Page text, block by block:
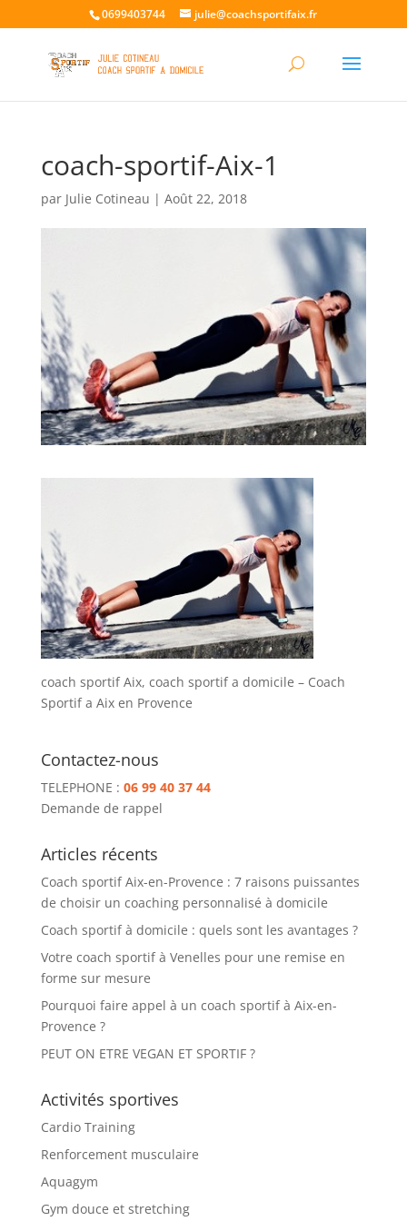
0699403744 julie@coachsportifaix.fr
coach-sportif-Aix-1
par Julie Cotineau | Août 22, 2018
coach sportif Aix, coach sportif a domicile – Coach
Sportif a Aix en Provence
Contactez-nous
TELEPHONE : 06 99 40 37 44
Demande de rappel
Articles récents
Coach sportif Aix-en-Provence : 7 raisons puissantes
de choisir un coaching personnalisé à domicile
Coach sportif à domicile : quels sont les avantages ?
Votre coach sportif à Venelles pour une remise en
forme sur mesure
Pourquoi faire appel à un coach sportif à Aix-en-
Provence ?
PEUT ON ETRE VEGAN ET SPORTIF ?
Activités sportives
Cardio Training
Renforcement musculaire
Aquagym
Gym douce et stretching